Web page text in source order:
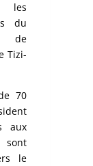
les
du
de
Tizi-
70
aux
le